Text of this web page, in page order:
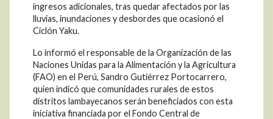
ingresos adicionales, tras quedar afectados por las
lluvias, inundaciones y desbordes que ocasionó el
Ciclón Yaku.
Lo informó el responsable de la Organización de las
Naciones Unidas para la Alimentación y la Agricultura
(FAO) en el Perú, Sandro Gutiérrez Portocarrero,
quien indicó que comunidades rurales de estos
distritos lambayecanos serán beneficiados con esta
iniciativa financiada por el Fondo Central de